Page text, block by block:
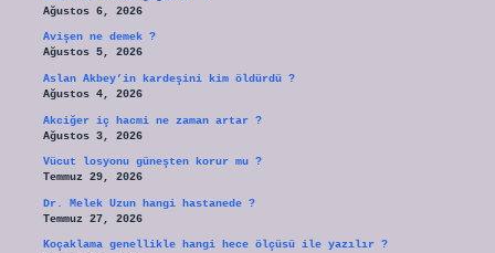
Ağustos 6, 2026
Avişen ne demek ?
Ağustos 5, 2026
Aslan Akbey’in kardeşini kim öldürdü ?
Ağustos 4, 2026
Akciğer iç hacmi ne zaman artar ?
Ağustos 3, 2026
Vücut losyonu güneşten korur mu ?
Temmuz 29, 2026
Dr. Melek Uzun hangi hastanede ?
Temmuz 27, 2026
Koçaklama genellikle hangi hece ölçüsü ile yazılır ?